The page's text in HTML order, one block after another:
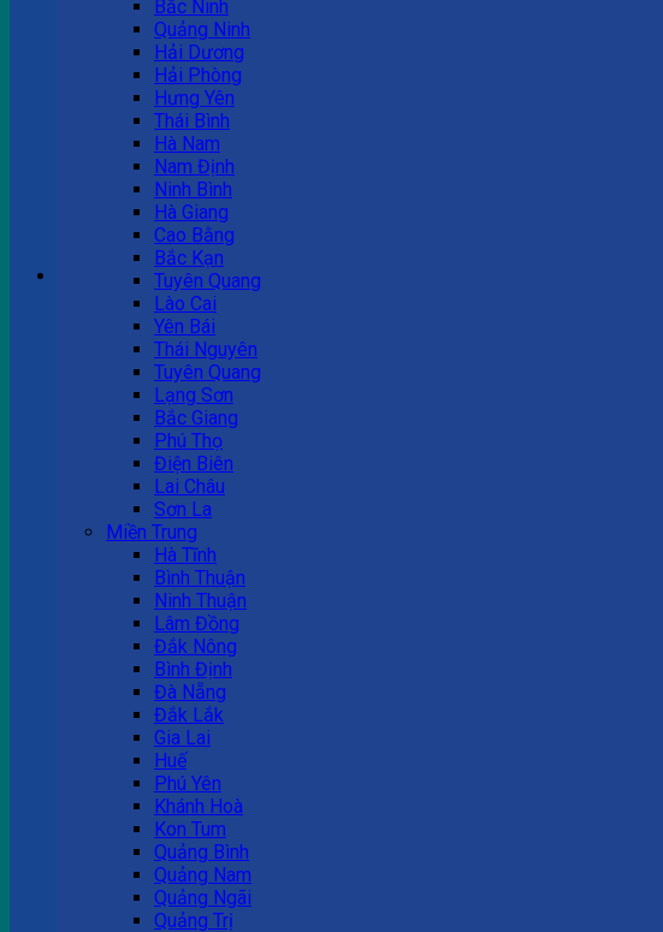
Tư vấn bán hàng
0983 863 488
Hotline hỗ trợ
0983 863 488
Giỏ hàng
Chưa có sản phẩm trong giỏ hàng.
Bắc Ninh
Quảng Ninh
Hải Dương
Hải Phòng
Hưng Yên
Thái Bình
Hà Nam
Nam Định
Ninh Bình
Hà Giang
Cao Bằng
Bắc Kạn
Tuyên Quang
Lào Cai
Yên Bái
Thái Nguyên
Tuyên Quang
Lạng Sơn
Bắc Giang
Phú Thọ
Điện Biên
Lai Châu
Sơn La
Miền Trung
Hà Tĩnh
Bình Thuận
Ninh Thuận
Lâm Đồng
Đắk Nông
Bình Định
Đà Nẵng
Đắk Lắk
Gia Lai
Huế
Phú Yên
Khánh Hoà
Kon Tum
Quảng Bình
Quảng Nam
Quảng Ngãi
Quảng Trị